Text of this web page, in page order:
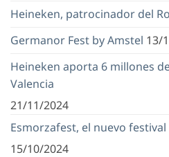
Heineken, patrocinador del
Germanor Fest by Amstel 13/
Heineken aporta 6 millones
Valencia
21/11/2024
Esmorzafest, el nuevo
15/10/2024